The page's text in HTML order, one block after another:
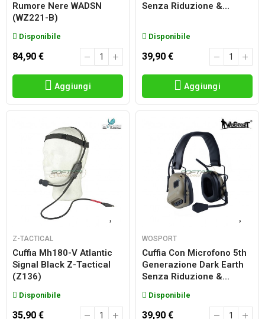
Rumore Nere WADSN
(WZ221-B)
Disponibile
84,90 €
Aggiungi
Senza Riduzione &...
Disponibile
39,90 €
Aggiungi
Z-TACTICAL
Cuffia Mh180-V Atlantic
Signal Black Z-Tactical
(z136)
Disponibile
35,90 €
WOSPORT
Cuffia Con Microfono 5th
Generazione Dark Earth
Senza Riduzione &...
Disponibile
39,90 €